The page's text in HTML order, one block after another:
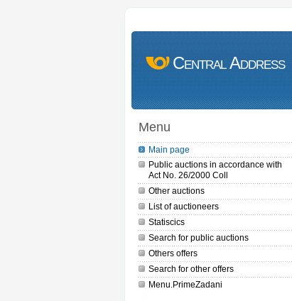
Central Address
Menu
Main page
Public auctions in accordance with
Act No. 26/2000 Coll
Other auctions
List of auctioneers
Statiscics
Search for public auctions
Others offers
Search for other offers
Menu.PrimeZadani